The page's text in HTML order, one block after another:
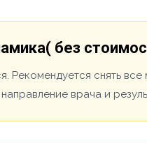
без
Рекомендуется снять
врача и